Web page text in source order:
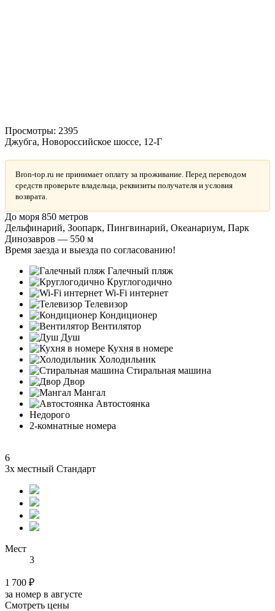
Просмотры: 2395
Джубга, Новороссийское шоссе, 12-Г
Bron-top.ru не принимает оплату за проживание. Перед переводом
средств проверьте владельца, реквизиты получателя и условия
возврата.
До моря 850 метров
Дельфинарий, Зоопарк, Пингвинарий, Океанариум, Парк
Динозавров — 550 м
Время заезда и выезда по согласованию!
Галечный пляж
Круглогодично
Wi-Fi интернет
Телевизор
Кондиционер
Вентилятор
Душ
Кухня в номере
Холодильник
Стиральная машина
Двор
Мангал
Автостоянка
Недорого
2-комнатные номера
6
3х местный Стандарт
Мест
3
1 700 ₽
за номер в августе
Смотреть цены